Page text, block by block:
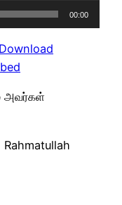
00:00
Download
அவர்கள்